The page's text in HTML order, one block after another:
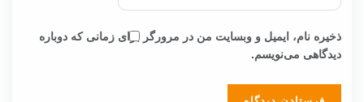
ذخیره نام، ایمیل و وبسایت من در مرورگر برای زمانی که دوباره
دیدگاهی می‌نویسم.